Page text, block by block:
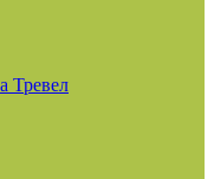
Тревел